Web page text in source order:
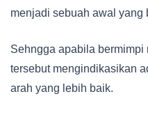
menjadi sebuah awal yang
Sehngga apabila bermimpi
tersebut mengindikasikan
arah yang lebih baik.